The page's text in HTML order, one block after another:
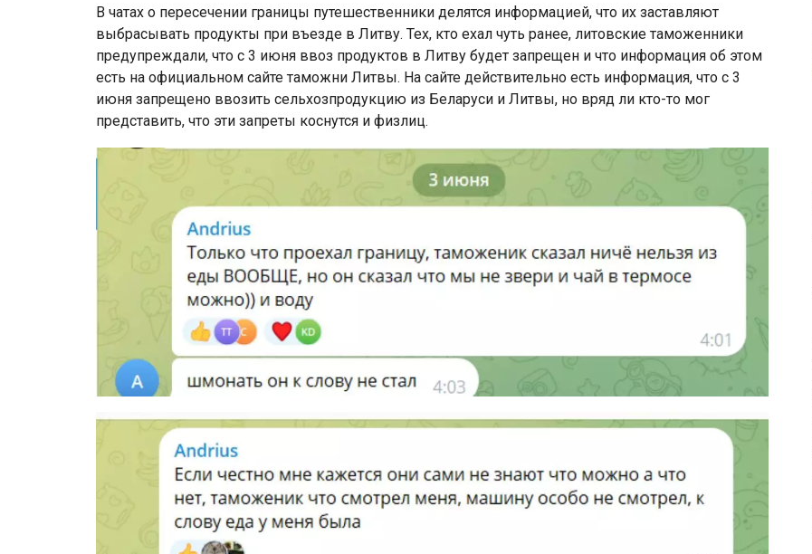
В чатах о пересечении границы путешественники делятся информацией, что их заставляют
выбрасывать продукты при въезде в Литву. Тех, кто ехал чуть ранее, литовские таможенники
предупреждали, что с 3 июня ввоз продуктов в Литву будет запрещен и что информация об этом
есть на официальном сайте таможни Литвы. На сайте действительно есть информация, что с 3
июня запрещено ввозить сельхозпродукцию из Беларуси и Литвы, но вряд ли кто-то мог
представить, что эти запреты коснутся и физлиц.